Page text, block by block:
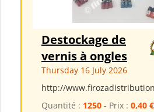
Destockage de
vernis à ongles
Thursday 16 July 2026
http://
Quantité : 1250 - Prix : 0,40 €